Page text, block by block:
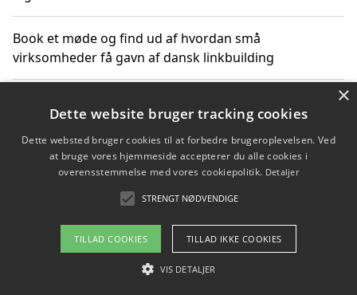
Book et møde og find ud af hvordan små
virksomheder få gavn af dansk linkbuilding
får du indgår et samarbejde
Hold et møde med en WordPress ekspert og vælg den
mest professionelle til at vedligeholde din løsning
Copyright 2026 - Pilanto Aps
Om / kontakt
×
Dette website bruger tracking cookies
Dette websted bruger cookies til at forbedre brugeroplevelsen. Ved
at bruge vores hjemmeside accepterer du alle cookies i
overensstemmelse med vores cookiepolitik. Detaljer
STRENGT NØDVENDIGE
TILLAD COOKIES TILLAD IKKE COOKIES
VIS DETALJER